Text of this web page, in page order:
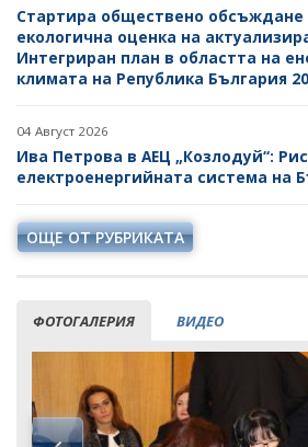
Стартира обществено обсъждане
екологична оценка на
Интегриран план в областта на
климата на Република България
04 Август 2026
Ива Петрова в АЕЦ „Козлодуй“:
електроенергийната система на
ОЩЕ ОТ РУБРИКАТА
ФОТОГАЛЕРИЯ ВИДЕО
СТУДЕНТСКИ СТАЖОВЕ В
АДМИНИСТРАЦИЯ
БИЗНЕС ОРГАНИЗАЦИИ